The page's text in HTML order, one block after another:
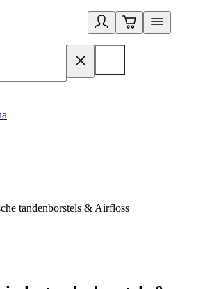
tandenborstels & Airfloss